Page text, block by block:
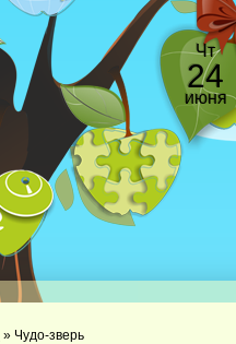
Чт
24
июня
» Чудо-зверь